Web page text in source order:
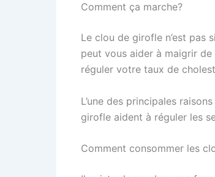
Comment ça marche?
Le clou de girofle n’est pas
peut vous aider à maigrir
réguler votre taux de
L’une des principales
girofle aident à réguler les
Comment consommer les